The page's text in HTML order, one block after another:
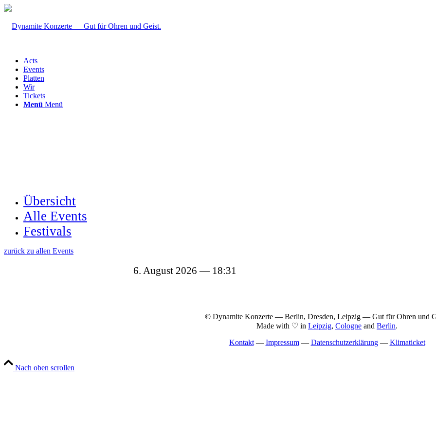
Acts
Events
Platten
Wir
Tickets
Menü Menü
Übersicht
Alle Events
Festivals
zurück zu allen Events
6. August 2026 18:31
©Dynamite Konzerte — Berlin, Dresden, Leipzig — Gut für Ohren und
Made with ♡ in Leipzig, Cologne and Berlin.
Kontakt— Impressum— Datenschutzerklärung— Klimaticket
Nach oben scrollen